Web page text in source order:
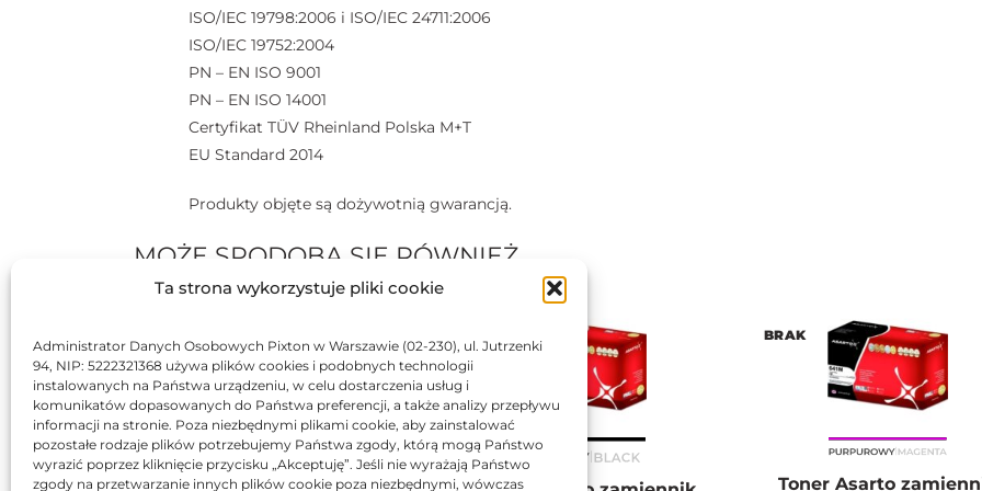
Ta strona wykorzystuje pliki cookie
Administrator Danych Osobowych Pixton w Warszawie (02-230), ul. Jutrzenki
94, NIP: 5222321368 używa plików cookies i podobnych technologii
instalowanych na Państwa urządzeniu, w celu dostarczenia usług i
komunikatów dopasowanych do Państwa preferencji, a także analizy przepływu
informacji na stronie. Poza niezbędnymi plikami cookie, aby zainstalować
pozostałe rodzaje plików potrzebujemy Państwa zgody, którą mogą Państwo
wyrazić poprzez kliknięcie przycisku „Akceptuję”. Jeśli nie wyrażają Państwo
zgody na przetwarzanie innych plików cookie poza niezbędnymi, wówczas
ISO/IEC 19798:2006 i ISO/IEC 24711:2006
ISO/IEC 19752:2004
PN – EN ISO 9001
PN – EN ISO 14001
Certyfikat TÜV Rheinland Polska M+T
EU Standard 2014
Produkty objęte są dożywotnią gwarancją.
MOŻE SPODOBA SIĘ RÓWNIEŻ…
BRAK
Toner Asarto